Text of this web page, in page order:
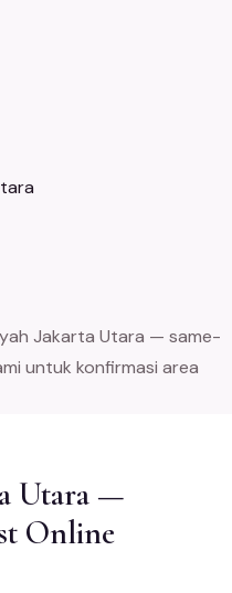
Jakarta Utara — same-
untuk konfirmasi area
Utara —
Online